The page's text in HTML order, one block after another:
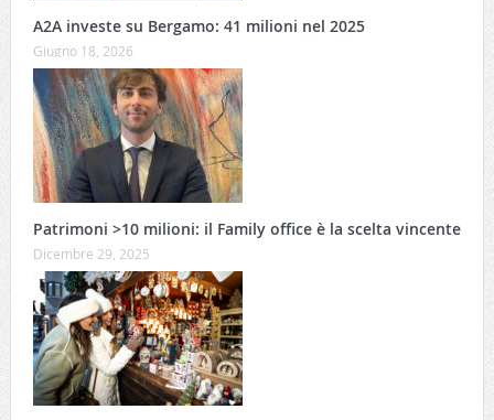
A2A investe su Bergamo: 41 milioni nel 2025
Giugno 18, 2026
Patrimoni >10 milioni: il Family office è la scelta vincente
Dicembre 29, 2025